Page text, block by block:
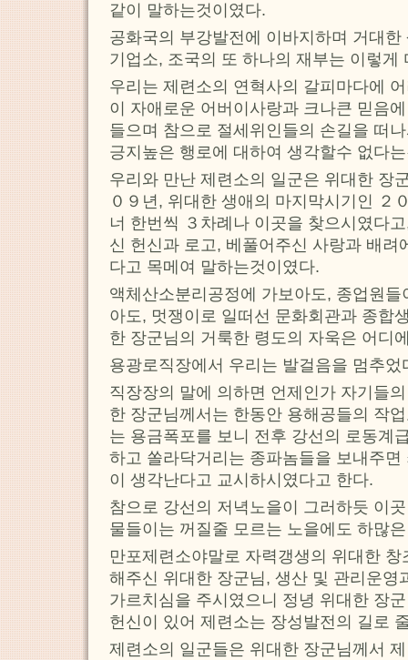
같이 말하는것이였다.
공화국의 부강발전에 이바지하며 거대
기업소, 조국의 또 하나의 재부는 이렇게
우리는 제련소의 연혁사의 갈피마다에
이 자애로운 어버이사랑과 크나큰 믿음
들으며 참으로 절세위인들의 손길을 떠
긍지높은 행로에 대하여 생각할수 없다
우리와 만난 제련소의 일군은 위대한 장
０９년, 위대한 생애의 마지막시기인 ２
너 한번씩 ３차례나 이곳을 찾으시였다
신 헌신과 로고, 베풀어주신 사랑과 배려
다고 목메여 말하는것이였다.
액체산소분리공정에 가보아도, 종업원
아도, 멋쟁이로 일떠선 문화회관과 종합
한 장군님의 거룩한 령도의 자욱은 어디
용광로직장에서 우리는 발걸음을 멈추었
직장장의 말에 의하면 언제인가 자기들
한 장군님께서는 한동안 용해공들의 작
는 용금폭포를 보니 전후 강선의 로동계
하고 쏠라닥거리는 종파놈들을 보내주
이 생각난다고 교시하시였다고 한다.
참으로 강선의 저녁노을이 그러하듯 이
물들이는 꺼질줄 모르는 노을에도 하많
만포제련소야말로 자력갱생의 위대한
해주신 위대한 장군님, 생산 및 관리운영
가르치심을 주시였으니 정녕 위대한 장
헌신이 있어 제련소는 장성발전의 길로
제련소의 일군들은 위대한 장군님께서